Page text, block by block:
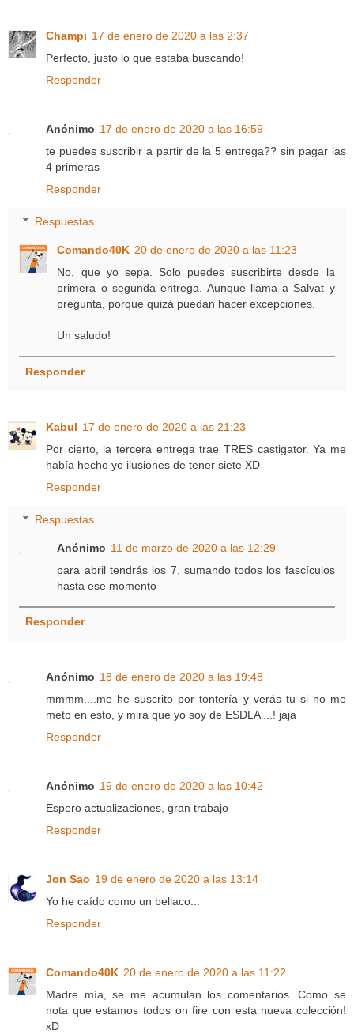
Champi 17 de enero de 2020 a las 2:37
Perfecto, justo lo que estaba buscando!
Responder
Anónimo 17 de enero de 2020 a las 16:59
te puedes suscribir a partir de la 5 entrega?? sin pagar las
4 primeras
Responder
Respuestas
Comando40K 20 de enero de 2020 a las 11:23
No, que yo sepa. Solo puedes suscribirte desde la
primera o segunda entrega. Aunque llama a Salvat y
pregunta, porque quizá puedan hacer excepciones.
Un saludo!
Responder
Kabul 17 de enero de 2020 a las 21:23
Por cierto, la tercera entrega trae TRES castigator. Ya me
había hecho yo ilusiones de tener siete XD
Responder
Respuestas
Anónimo 11 de marzo de 2020 a las 12:29
para abril tendrás los 7, sumando todos los fascículos
hasta ese momento
Responder
Anónimo 18 de enero de 2020 a las 19:48
mmmm....me he suscrito por tontería y verás tu si no me
meto en esto, y mira que yo soy de ESDLA ...! jaja
Responder
Anónimo 19 de enero de 2020 a las 10:42
Espero actualizaciones, gran trabajo
Responder
Jon Sao 19 de enero de 2020 a las 13:14
Yo he caído como un bellaco...
Responder
Comando40K 20 de enero de 2020 a las 11:22
Madre mía, se me acumulan los comentarios. Como se
nota que estamos todos on fire con esta nueva colección!
xD